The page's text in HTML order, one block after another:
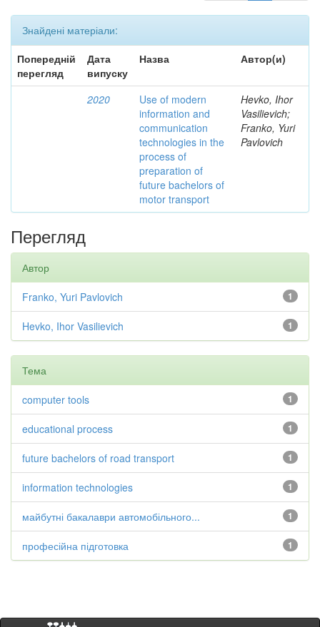
Знайдені матеріали:
Попередній
перегляд
Дата
випуску
Назва Автор(и)
2020
Use of modern
information and
communication
technologies in the
process of
preparation of
future bachelors of
motor transport
Hevko, Ihor
Vasilievich;
Franko, Yuri
Pavlovich
Перегляд
Автор
1
Franko, Yuri Pavlovich
1
Hevko, Ihor Vasilievich
Тема
1
computer tools
1
educational process
1
future bachelors of road transport
1
information technologies
1
майбутні бакалаври автомобільного...
1
професійна підготовка